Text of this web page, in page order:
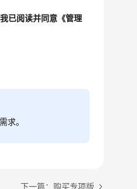
已阅读并同意《管理
求。
下一篇：购买专项版